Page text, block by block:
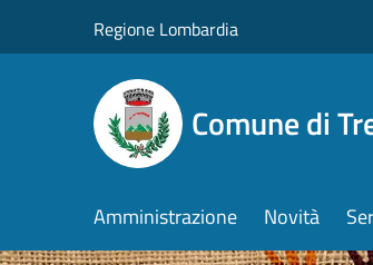
Regione Lombardia
Comune di
Amministrazione Novità